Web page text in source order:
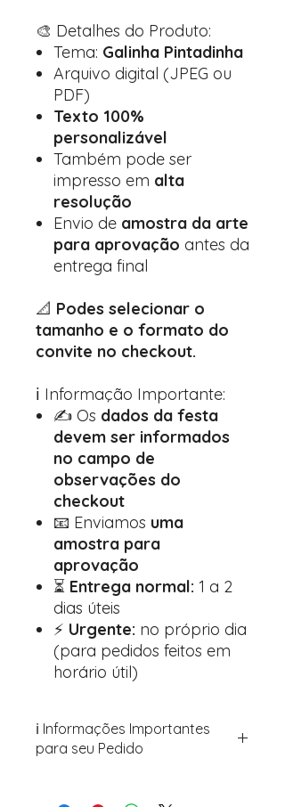
🎨 Detalhes do Produto:
Tema: Galinha Pintadinha
Arquivo digital (JPEG ou
PDF)
Texto 100%
personalizável
Também pode ser
impresso em alta
resolução
Envio de amostra da arte
para aprovação antes da
entrega final
📐 Podes selecionar o
tamanho e o formato do
convite no checkout.
ℹ️ Informação Importante:
✍️ Os dados da festa
devem ser informados
no campo de
observações do
checkout
📧 Enviamos uma
amostra para
aprovação
⏳ Entrega normal: 1 a 2
dias úteis
⚡ Urgente: no próprio dia
(para pedidos feitos em
horário útil)
ℹ️ Informações Importantes
para seu Pedido
Avance para a página de checkout